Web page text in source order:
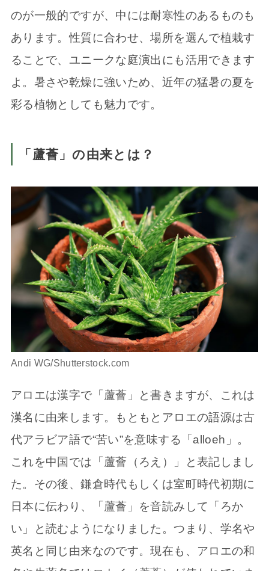
のが一般的ですが、中には耐寒性のあるものも
あります。性質に合わせ、場所を選んで植栽す
ることで、ユニークな庭演出にも活用できます
よ。暑さや乾燥に強いため、近年の猛暑の夏を
彩る植物としても魅力です。
「蘆薈」の由来とは？
Andi WG/Shutterstock.com
アロエは漢字で「蘆薈」と書きますが、これは
漢名に由来します。もともとアロエの語源は古
代アラビア語で“苦い”を意味する「alloeh」。
これを中国では「蘆薈（ろえ）」と表記しまし
た。その後、鎌倉時代もしくは室町時代初期に
日本に伝わり、「蘆薈」を音読みして「ろか
い」と読むようになりました。つまり、学名や
英名と同じ由来なのです。現在も、アロエの和